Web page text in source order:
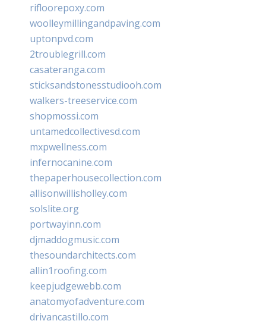
rifloorepoxy.com
woolleymillingandpaving.com
uptonpvd.com
2troublegrill.com
casateranga.com
sticksandstonesstudiooh.com
walkers-treeservice.com
shopmossi.com
untamedcollectivesd.com
mxpwellness.com
infernocanine.com
thepaperhousecollection.com
allisonwillisholley.com
solslite.org
portwayinn.com
djmaddogmusic.com
thesoundarchitects.com
allin1roofing.com
keepjudgewebb.com
anatomyofadventure.com
drivancastillo.com